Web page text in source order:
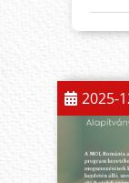
2025-